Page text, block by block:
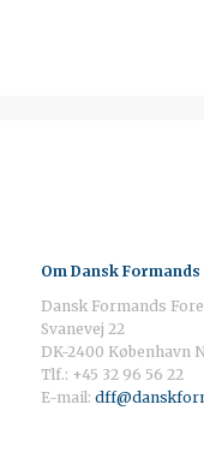
Om Dansk
Dansk Formands
Svanevej 22
DK-2400 København
Tlf.: +45 32 96 56 22
E-mail: